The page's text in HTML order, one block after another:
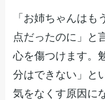
「お姉ちゃんは
点だったのに」と
心を傷つけます。
分はできない」と
気をなくす原因に